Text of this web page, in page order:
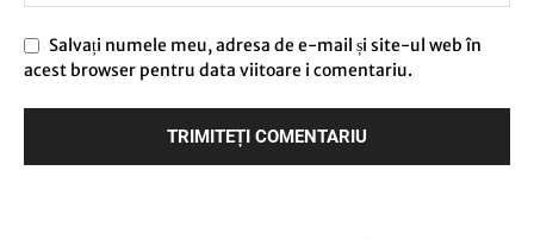
Salvați numele meu, adresa de e-mail și site-ul web în
acest browser pentru data viitoare i comentariu.